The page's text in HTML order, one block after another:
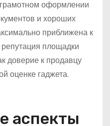
оформлении
и хороших
приближена к
площадки
доверие к продавцу
оценке гаджета.
аспекты